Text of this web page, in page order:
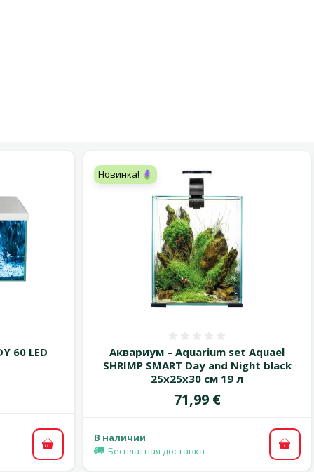
60 LED
В корзину
Аквариум – Aquarium set Aquael
SHRIMP SMART Day and Night black
25x25x30 см 19 л
Цена
71,99 €
Новинка! 🪻
В наличии
Бесплатная доставка
В